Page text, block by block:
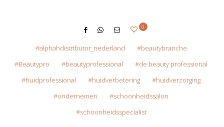
0
alphahdistributor_nederland
beautybranche
Beautypro
beautyprofessional
de beauty professional
huidprofessional
huidverbetering
huidverzorging
ondernemen
schoonheidssalon
schoonheidsspecialist